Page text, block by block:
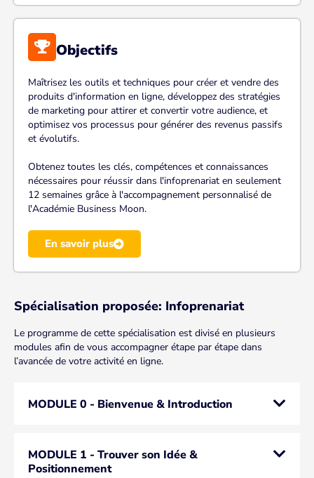
Objectifs
Maîtrisez les outils et techniques pour créer et vendre des
produits d'information en ligne, développez des stratégies
de marketing pour attirer et convertir votre audience, et
optimisez vos processus pour générer des revenus passifs
et évolutifs.
Obtenez toutes les clés, compétences et connaissances
nécessaires pour réussir dans l'infoprenariat en seulement
12 semaines grâce à l'accompagnement personnalisé de
l'Académie Business Moon.
En savoir plus
Spécialisation proposée: Infoprenariat
Le programme de cette spécialisation est divisé en plusieurs
modules afin de vous accompagner étape par étape dans
l’avancée de votre activité en ligne.
MODULE 0 - Bienvenue & Introduction
MODULE 1 - Trouver son Idée &
Positionnement